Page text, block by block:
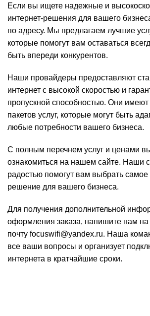
Если вы ищете надежные и
интернет-решения для вашего
по адресу. Мы предлагаем лучшие
которые помогут вам оставаться
быть впереди конкурентов.
Наши провайдеры предоставляют
интернет с высокой скоростью и
пропускной способностью. Они
пакетов услуг, которые могут быть
любые потребности вашего бизнеса.
С полным перечнем услуг и ценами
ознакомиться на нашем сайте. Наши
радостью помогут вам выбрать
решение для вашего бизнеса.
Для получения дополнительной
оформления заказа, напишите нам на
почту focuswifi@yandex.ru. Наша
все ваши вопросы и организует
интернета в кратчайшие сроки.